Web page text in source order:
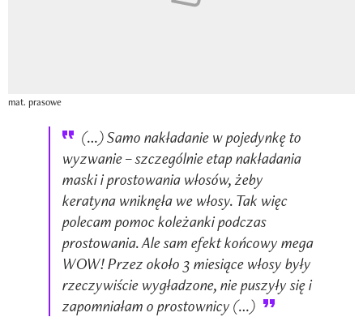
mat. prasowe
(…) Samo nakładanie w pojedynkę to
wyzwanie – szczególnie etap nakładania
maski i prostowania włosów, żeby
keratyna wniknęła we włosy. Tak więc
polecam pomoc koleżanki podczas
prostowania. Ale sam efekt końcowy mega
WOW! Przez około 3 miesiące włosy były
rzeczywiście wygładzone, nie puszyły się i
zapomniałam o prostownicy (…)